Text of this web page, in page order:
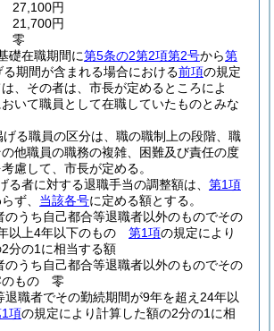
27,100円
21,700円
零
礎在職期間に第5条の2第2項第2号から第
る期間が含まれる場合における前項の規定
、その者は、市長が定めるところによ
いて職員として在職していたものとみな
げる職員の区分は、職の職制上の段階、職
他職員の職務の複雑、困難及び責任の度
慮して、市長が定める。
る者に対する退職手当の調整額は、 第1項
ず、 当該各号に定める額とする。
のうち自己都合等退職者以外のものでその
以上4年以下のもの 第1項の規定により
分の1に相当する額
のうち自己都合等退職者以外のものでその
のもの 零
退職者でその勤続期間が9年を超え24年以
項の規定により計算した額の2分の1に相